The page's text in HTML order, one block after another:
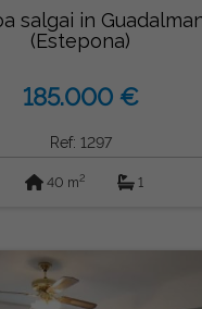
salgai in
(Estepona)
185.000 €
Ref: 1297
40 m2 1